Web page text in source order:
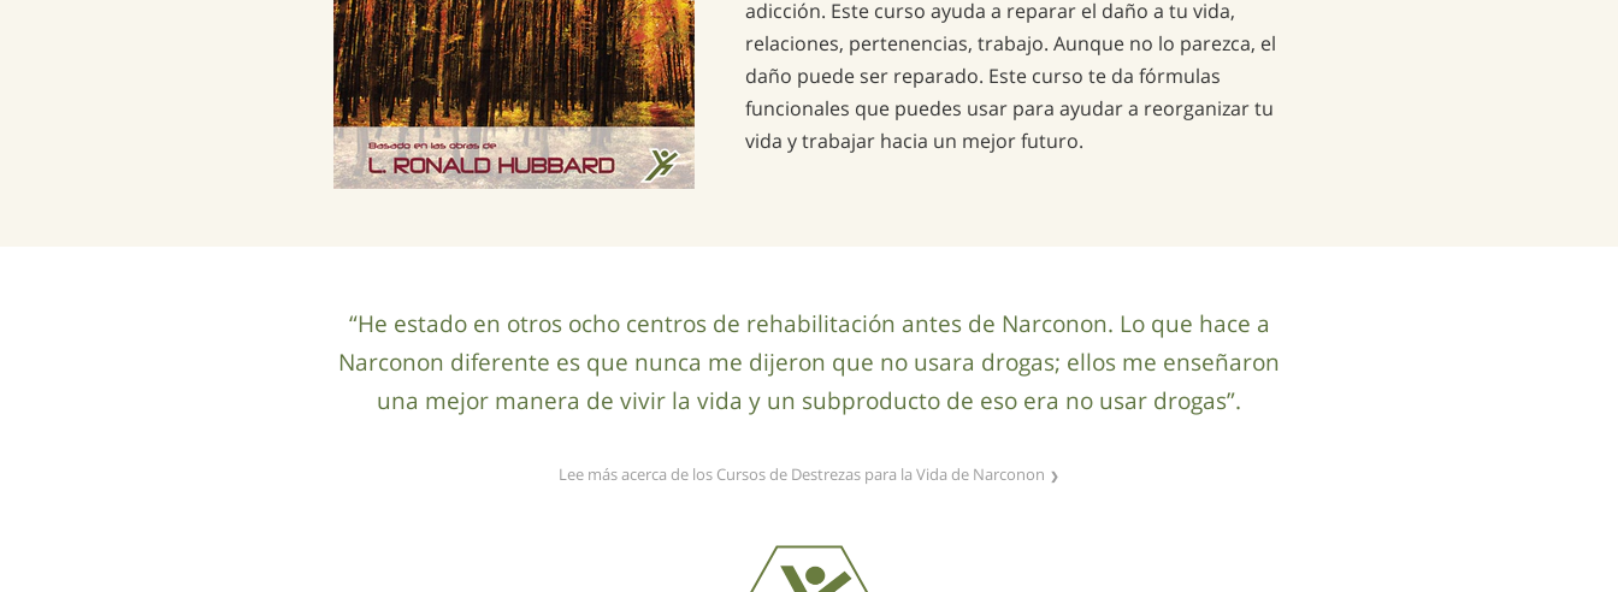
adicción. Este curso ayuda a reparar el daño a tu vida,
relaciones, pertenencias, trabajo. Aunque no lo parezca, el
daño puede ser reparado. Este curso te da fórmulas
funcionales que puedes usar para ayudar a reorganizar tu
vida y trabajar hacia un mejor futuro.
“He estado en otros ocho centros de rehabilitación antes de Narconon. Lo que hace a
Narconon diferente es que nunca me dijeron que no usara drogas; ellos me enseñaron
una mejor manera de vivir la vida y un subproducto de eso era no usar drogas”.
Lee más acerca de los Cursos de Destrezas para la Vida de Narconon